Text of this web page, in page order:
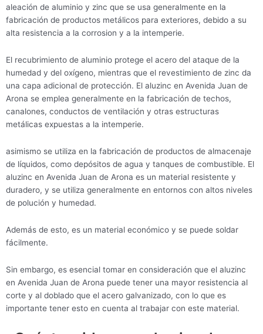
aleación de aluminio y zinc que se usa generalmente en la
fabricación de productos metálicos para exteriores, debido a su
alta resistencia a la corrosion y a la intemperie.
El recubrimiento de aluminio protege el acero del ataque de la
humedad y del oxígeno, mientras que el revestimiento de zinc da
una capa adicional de protección. El aluzinc en Avenida Juan de
Arona se emplea generalmente en la fabricación de techos,
canalones, conductos de ventilación y otras estructuras
metálicas expuestas a la intemperie.
asimismo se utiliza en la fabricación de productos de almacenaje
de líquidos, como depósitos de agua y tanques de combustible. El
aluzinc en Avenida Juan de Arona es un material resistente y
duradero, y se utiliza generalmente en entornos con altos niveles
de polución y humedad.
Además de esto, es un material económico y se puede soldar
fácilmente.
Sin embargo, es esencial tomar en consideración que el aluzinc
en Avenida Juan de Arona puede tener una mayor resistencia al
corte y al doblado que el acero galvanizado, con lo que es
importante tener esto en cuenta al trabajar con este material.